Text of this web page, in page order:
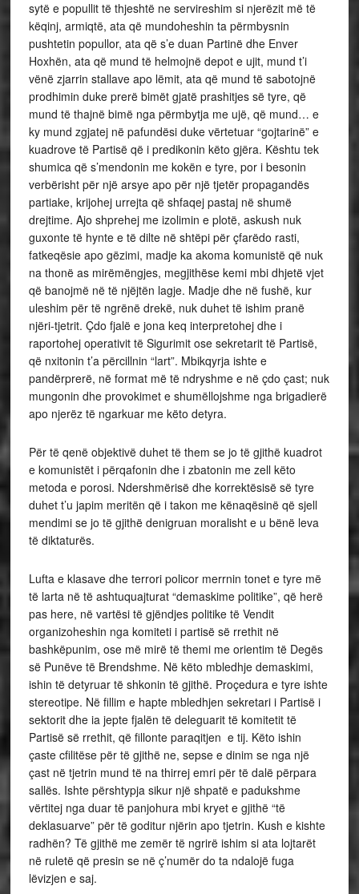
sytë e popullit të thjeshtë ne servireshim si njerëzit më të
këqinj, armiqtë, ata që mundoheshin ta përmbysnin
pushtetin popullor, ata që s’e duan Partinë dhe Enver
Hoxhën, ata që mund të helmojnë depot e ujit, mund t’i
vënë zjarrin stallave apo lëmit, ata që mund të sabotojnë
prodhimin duke prerë bimët gjatë prashitjes së tyre, që
mund të thajnë bimë nga përmbytja me ujë, që mund… e
ky mund zgjatej në pafundësi duke vërtetuar “gojtarinë” e
kuadrove të Partisë që i predikonin këto gjëra. Kështu tek
shumica që s’mendonin me kokën e tyre, por i besonin
verbërisht për një arsye apo për një tjetër propagandës
partiake, krijohej urrejta që shfaqej pastaj në shumë
drejtime. Ajo shprehej me izolimin e plotë, askush nuk
guxonte të hynte e të dilte në shtëpi për çfarëdo rasti,
fatkeqësie apo gëzimi, madje ka akoma komunistë që nuk
na thonë as mirëmëngjes, megjithëse kemi mbi dhjetë vjet
që banojmë në të njëjtën lagje. Madje dhe në fushë, kur
uleshim për të ngrënë drekë, nuk duhet të ishim pranë
njëri-tjetrit. Çdo fjalë e jona keq interpretohej dhe i
raportohej operativit të Sigurimit ose sekretarit të Partisë,
që nxitonin t’a përcillnin “lart”. Mbikqyrja ishte e
pandërprerë, në format më të ndryshme e në çdo çast; nuk
mungonin dhe provokimet e shumëllojshme nga brigadierë
apo njerëz të ngarkuar me këto detyra.
Për të qenë objektivë duhet të them se jo të gjithë kuadrot
e komunistët i përqafonin dhe i zbatonin me zell këto
metoda e porosi. Ndershmërisë dhe korrektësisë së tyre
duhet t’u japim meritën që i takon me kënaqësinë që sjell
mendimi se jo të gjithë denigruan moralisht e u bënë leva
të diktaturës.
Lufta e klasave dhe terrori policor merrnin tonet e tyre më
të larta në të ashtuquajturat “demaskime politike”, që herë
pas here, në vartësi të gjëndjes politike të Vendit
organizoheshin nga komiteti i partisë së rrethit në
bashkëpunim, ose më mirë të themi me orientim të Degës
së Punëve të Brendshme. Në këto mbledhje demaskimi,
ishin të detyruar të shkonin të gjithë. Proçedura e tyre ishte
stereotipe. Në fillim e hapte mbledhjen sekretari i Partisë i
sektorit dhe ia jepte fjalën të deleguarit të komitetit të
Partisë së rrethit, që fillonte paraqitjen e tij. Këto ishin
çaste cfilitëse për të gjithë ne, sepse e dinim se nga një
çast në tjetrin mund të na thirrej emri për të dalë përpara
sallës. Ishte përshtypja sikur një shpatë e padukshme
vërtitej nga duar të panjohura mbi kryet e gjithë “të
deklasuarve” për të goditur njërin apo tjetrin. Kush e kishte
radhën? Të gjithë me zemër të ngrirë ishim si ata lojtarët
në ruletë që presin se në ç’numër do ta ndalojë fuga
lëvizjen e saj.